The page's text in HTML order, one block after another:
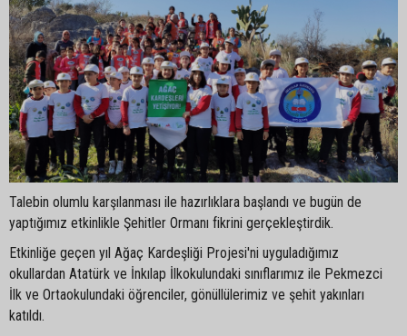
Talebin olumlu karşılanması ile hazırlıklara başlandı ve bugün de
yaptığımız etkinlikle Şehitler Ormanı fikrini gerçekleştirdik.
Etkinliğe geçen yıl Ağaç Kardeşliği Projesi'ni uyguladığımız
okullardan Atatürk ve İnkılap İlkokulundaki sınıflarımız ile Pekmezci
İlk ve Ortaokulundaki öğrenciler, gönüllülerimiz ve şehit yakınları
katıldı.